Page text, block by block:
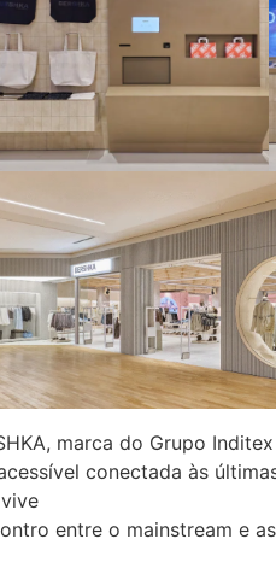
marca do Grupo
conectada às
entre o mainstream e